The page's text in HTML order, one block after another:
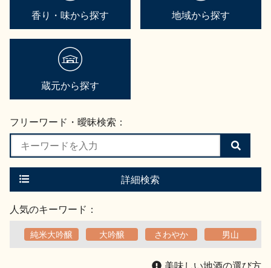
香り・味から探す 地域から探す
蔵元から探す
フリーワード・曖昧検索：
検
索
す
詳細検索
人気のキーワード：
純米大吟醸 大吟醸 さわやか 男山